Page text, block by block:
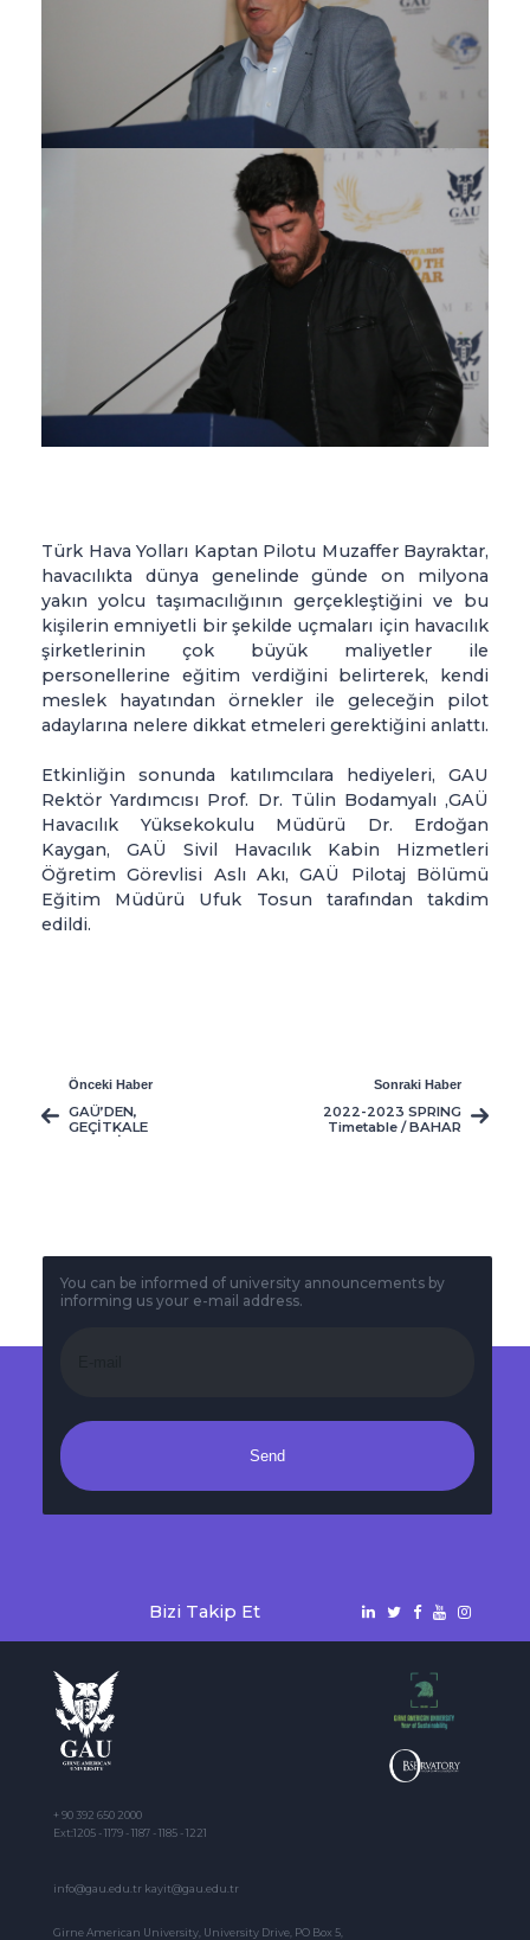
Türk Hava Yolları Kaptan Pilotu Muzaffer Bayraktar,
havacılıkta dünya genelinde günde on milyona
yakın yolcu taşımacılığının gerçekleştiğini ve bu
kişilerin emniyetli bir şekilde uçmaları için havacılık
şirketlerinin çok büyük maliyetler ile
personellerine eğitim verdiğini belirterek, kendi
meslek hayatından örnekler ile geleceğin pilot
adaylarına nelere dikkat etmeleri gerektiğini anlattı.
Etkinliğin sonunda katılımcılara hediyeleri, GAU
Rektör Yardımcısı Prof. Dr. Tülin Bodamyalı ,GAÜ
Havacılık Yüksekokulu Müdürü Dr. Erdoğan
Kaygan, GAÜ Sivil Havacılık Kabin Hizmetleri
Öğretim Görevlisi Aslı Akı, GAÜ Pilotaj Bölümü
Eğitim Müdürü Ufuk Tosun tarafından takdim
edildi.
Önceki Haber
GAÜ’DEN,
GEÇİTKALE
HAVALİMANI
Sonraki Haber
2022-2023 SPRING
Timetable / BAHAR
You can be informed of university announcements by
informing us your e-mail address.
Send
Bizi Takip Et
+ 90 392 650 2000
Ext:1205 - 1179 - 1187 - 1185 - 1221
info@gau.edu.tr kayit@gau.edu.tr
Girne American University, University Drive, PO Box 5,